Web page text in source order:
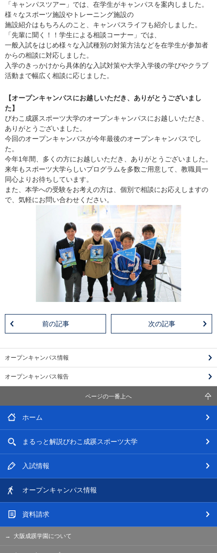
「キャンパスツアー」では、在学生がキャンパスを案内しました。
様々なスポーツ施設やトレーニング施設の
施設紹介はもちろんのこと、キャンパスライフも紹介しました。
「先輩に聞く！！学生による相談コーナー」では、
一般入試をはじめ様々な入試種別の対策方法などを在学生が参加者
からの相談に対応しました。
入学のきっかけから具体的な入試対策や大学入学後の学びやクラブ
活動まで幅広く相談に応じました。
【オープンキャンパスにお越しいただき、ありがとうございまし
た】
びわこ成蹊スポーツ大学のオープンキャンパスにお越しいただき、
ありがとうございました。
今回のオープンキャンパスが今年最後のオープンキャンパスでし
た。
今年1年間、多くの方にお越しいただき、ありがとうございました。
来年もスポーツ大学らしいプログラムを多数ご用意して、教職員一
同心よりお待ちしています。
また、本学への受験をお考えの方は、個別で相談にお応えしますの
で、気軽にお問い合わせください。
前の記事 次の記事
オープンキャンパス情報
オープンキャンパス報告
ページの一番上へ
ホーム
まるっと解説びわこ成蹊スポーツ大学
入試情報
オープンキャンパス情報
資料請求
大阪成蹊学園について